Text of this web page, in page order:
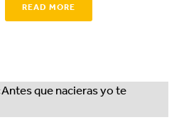
READ MORE